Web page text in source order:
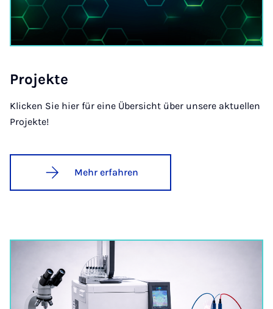
Pro­jek­te
Klicken Sie hier für eine Übersicht über unsere aktuellen
Projekte!
Mehr erfahren